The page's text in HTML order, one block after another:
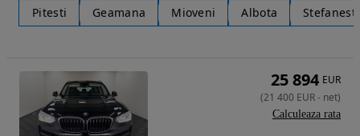
Pitesti Geamana Mioveni Albota Stefanesti
25 894 EUR
(21 400 EUR- net)
Calculeaza rata